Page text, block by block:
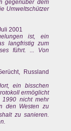
gegenüber dem
Umweltschützer
2001
ist, ein
langfristig zum
führt. ... Von
Russland
ein bisschen
ermöglicht
1990 nicht mehr
den Westen zu
zu sanieren.